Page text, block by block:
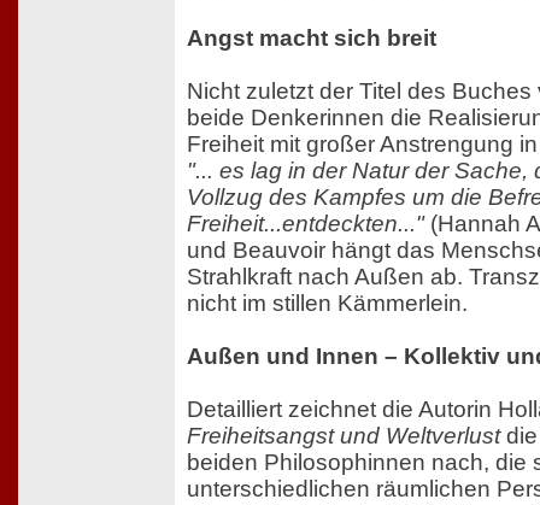
Angst macht sich breit
Nicht zuletzt der Titel des
beide Denkerinnen die
Freiheit mit großer Anstrengung
"... es lag in der Natur der Sache,
Vollzug des Kampfes um die
Freiheit...entdeckten..."(Hannah
und Beauvoir hängt das
Strahlkraft nach Außen ab.
nicht im stillen Kämmerlein.
Außen und Innen – Kollektiv
Detailliert zeichnet die Autorin
Freiheitsangst und Weltverlustdie
beiden Philosophinnen nach, die
unterschiedlichen räumlichen